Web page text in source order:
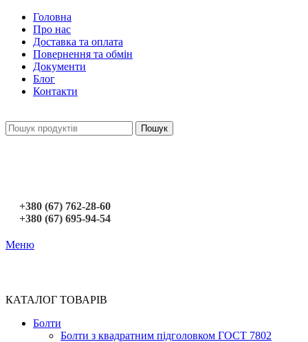
Головна
Про нас
Доставка та оплата
Повернення та обмін
Документи
Блог
Контакти
Пошук
+380 (67) 762-28-60
+380 (67) 695-94-54
Меню
КАТАЛОГ ТОВАРІВ
Болти
Болти з квадратним підголовком ГОСТ 7802